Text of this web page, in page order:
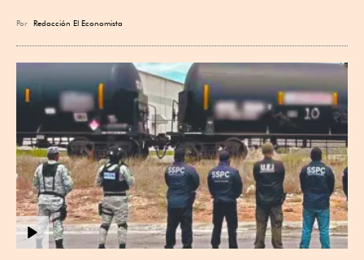
Por Redacción El Economista